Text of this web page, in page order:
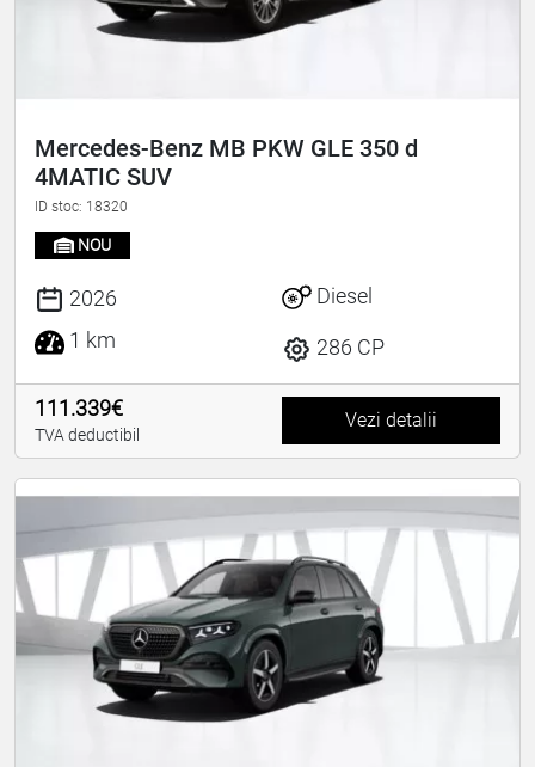
Mercedes-Benz MB PKW GLE 350 d
4MATIC SUV
ID stoc: 18320
NOU
2026
1 km
Diesel
286 CP
111.339€
TVA deductibil
Vezi detalii